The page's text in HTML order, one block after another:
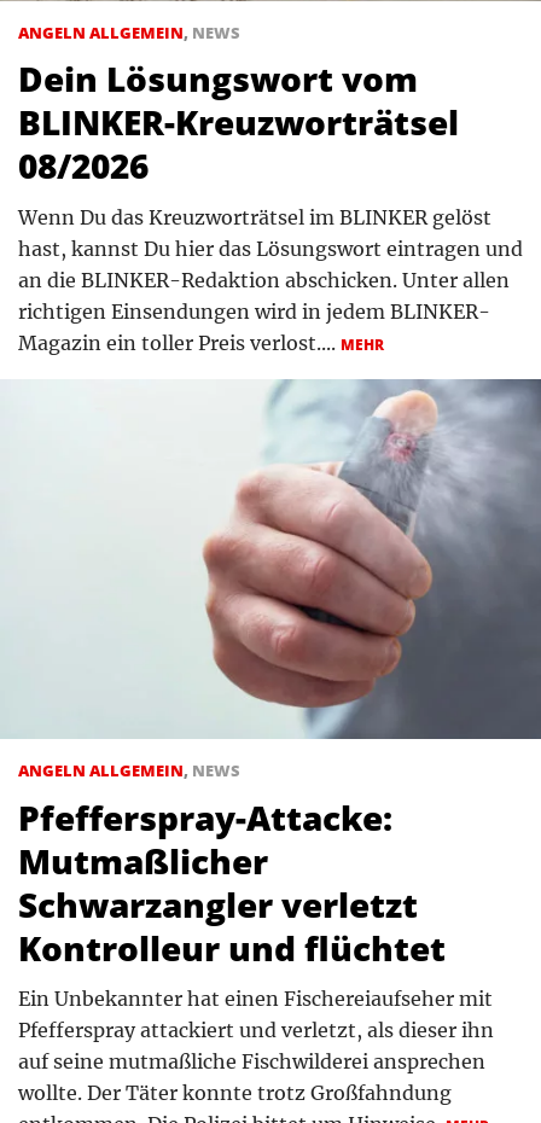
ANGELN ALLGEMEIN, NEWS
Dein Lösungswort vom
BLINKER-Kreuzworträtsel
08/2026
Wenn Du das Kreuzworträtsel im BLINKER gelöst
hast, kannst Du hier das Lösungswort eintragen und
an die BLINKER-Redaktion abschicken. Unter allen
richtigen Einsendungen wird in jedem BLINKER-
Magazin ein toller Preis verlost.... MEHR
ANGELN ALLGEMEIN, NEWS
Pfefferspray-Attacke:
Mutmaßlicher
Schwarzangler verletzt
Kontrolleur und flüchtet
Ein Unbekannter hat einen Fischereiaufseher mit
Pfefferspray attackiert und verletzt, als dieser ihn
auf seine mutmaßliche Fischwilderei ansprechen
wollte. Der Täter konnte trotz Großfahndung